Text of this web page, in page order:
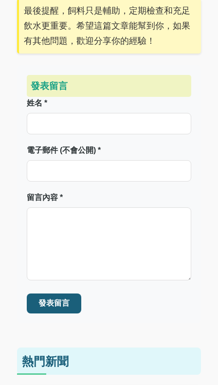
最後提醒，飼料只是輔助，定期檢查和充足
飲水更重要。希望這篇文章能幫到你，如果
有其他問題，歡迎分享你的經驗！
發表留言
姓名 *
電子郵件 (不會公開) *
留言內容 *
發表留言
熱門新聞